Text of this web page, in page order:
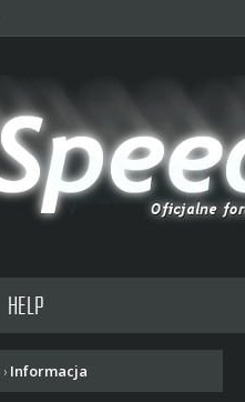
HELP
› Informacja